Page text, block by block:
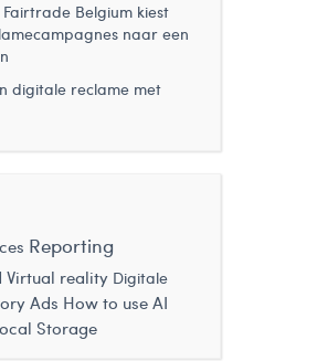
Belgium kiest
naar een
digitale reclame met
Reporting
Virtual reality Digitale
Ads How to use AI
Storage